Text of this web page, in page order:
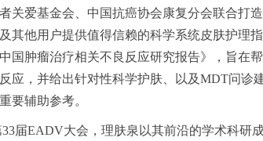
关爱基金会、中国抗癌协会康复分会联合打
其他用户提供值得信赖的科学系统皮肤护理
中国肿瘤治疗相关不良反应研究报告》，旨在
应，并给出针对性科学护肤、以及MDT问诊
要辅助参考。
33届EADV大会，理肤泉以其前沿的学术科研